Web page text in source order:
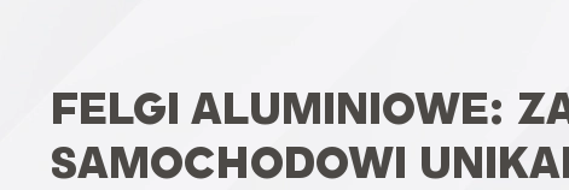
FELGI ALUMINIOWE:
SAMOCHODOWI